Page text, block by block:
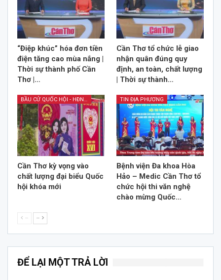
“Điệp khúc” hóa đơn tiền
điện tăng cao mùa nắng |
Thời sự thành phố Cần
Thơ |…
Cần Thơ tổ chức lễ giao
nhận quân đúng quy
định, an toàn, chất lượng
| Thời sự thành…
BẦU CỬ QUỐC HỘI - HĐND 2026
Cần Thơ kỳ vọng vào
chất lượng đại biểu Quốc
hội khóa mới
TIN ĐỊA PHƯƠNG
Bệnh viện Đa khoa Hòa
Hảo – Medic Cần Thơ tổ
chức hội thi văn nghệ
chào mừng Quốc…
-- --
ĐỂ LẠI MỘT TRẢ LỜI